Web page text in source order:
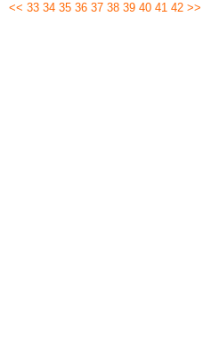
<< 33 34 35 36 37 38 39 40 41 42 >>